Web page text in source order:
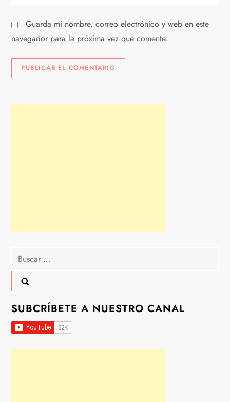
s
Guarda mi nombre, correo electrónico y web en este
navegador para la próxima vez que comente.
Buscar:
SUBCRÍBETE A NUESTRO CANAL